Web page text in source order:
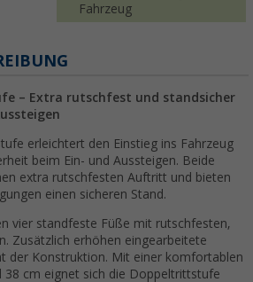
Fahrzeug
– Extra rutschfest und standsicher
erleichtert den Einstieg ins Fahrzeug
beim Ein- und Aussteigen. Beide
extra rutschfesten Auftritt und bieten
einen sicheren Stand.
vier standfeste Füße mit rutschfesten,
Zusätzlich erhöhen eingearbeitete
der Konstruktion. Mit einer komfortablen
38 cm eignet sich die Doppeltrittstufe